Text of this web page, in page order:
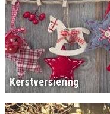
Kerstversiering